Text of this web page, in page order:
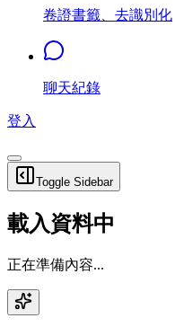
卷證書籤、去識別化
聊天紀錄
登入
Toggle Sidebar
載入資料中
正在準備內容...